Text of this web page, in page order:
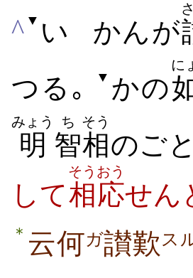
^ ▼ い かんが
つる｡
▼ かの
に
明
みょう
智
ち
相
そう
のご
して相応
そうおう
せん
＊ 云何ガ讃歎 ス